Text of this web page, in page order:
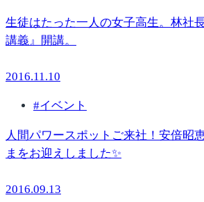
生徒はたった一人の女子高生。林社
講義』開講。
2016.11.10
#イベント
人間パワースポットご来社！安倍昭
まをお迎えしました✨
2016.09.13